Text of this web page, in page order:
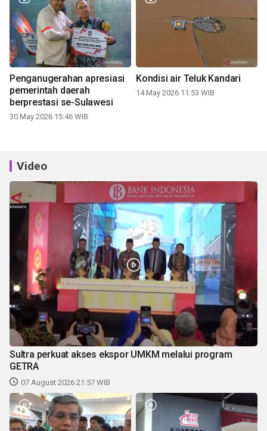
Penganugerahan apresiasi
pemerintah daerah
berprestasi se-Sulawesi
30 May 2026 15:46 WIB
Kondisi air Teluk Kandari
14 May 2026 11:53 WIB
Video
Sultra perkuat akses ekspor UMKM melalui program
GETRA
07 August 2026 21:57 WIB